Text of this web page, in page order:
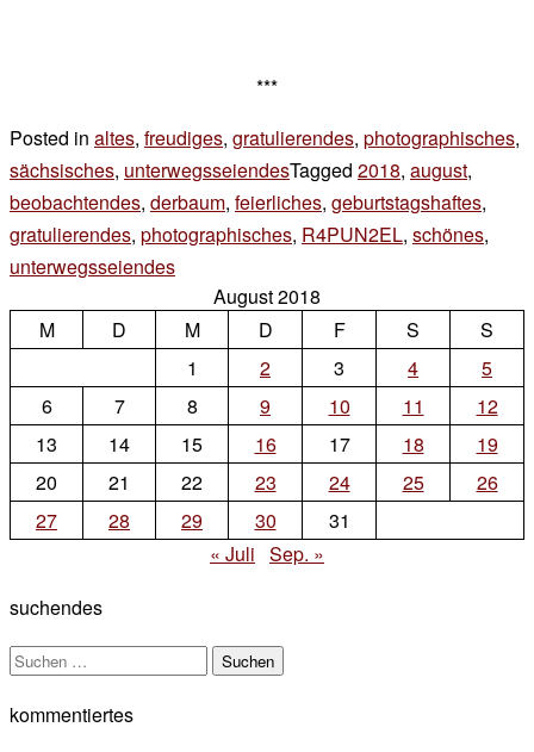
***
Posted in altes, freudiges, gratulierendes, photographisches,
sächsisches, unterwegsseiendesTagged 2018, august,
beobachtendes, derbaum, feierliches, geburtstagshaftes,
gratulierendes, photographisches, R4PUN2EL, schönes,
unterwegsseiendes
steht
mir
das
August 2018
M
D M D F S
S
1
2 3 4
5
6
7 8 9 10 11
12
13
14 15 16 17 18
19
20
21 22 23 24 25
26
27
28 29 30
31
« Juli Sep. »
suchendes
Suchen
kommentiertes